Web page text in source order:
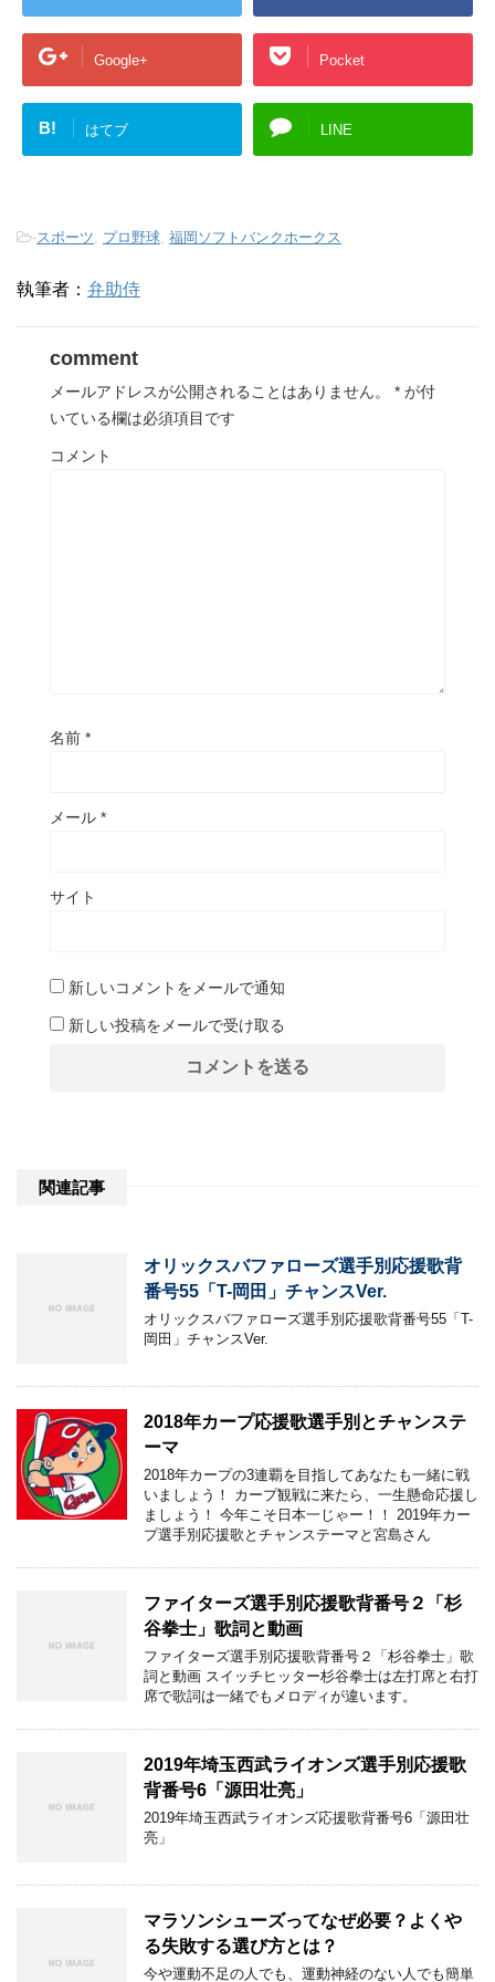
Google+ Pocket
B! はてブ LINE
-スポーツ, プロ野球, 福岡ソフトバンクホークス
執筆者： 弁助侍
comment
メールアドレスが公開されることはありません。 * が付
いている欄は必須項目です
コメント
名前 *
メール *
サイト
新しいコメントをメールで通知
新しい投稿をメールで受け取る
関連記事
オリックスバファローズ選手別応援歌背
番号55「T-岡田」チャンスVer.
オリックスバファローズ選手別応援歌背番号55「T-
岡田」チャンスVer.
2018年カープ応援歌選手別とチャンステ
ーマ
2018年カープの3連覇を目指してあなたも一緒に戦
いましょう！ カープ観戦に来たら、一生懸命応援し
ましょう！ 今年こそ日本一じゃー！！ 2019年カー
プ選手別応援歌とチャンステーマと宮島さん
ファイターズ選手別応援歌背番号２「杉
谷拳士」歌詞と動画
ファイターズ選手別応援歌背番号２「杉谷拳士」歌
詞と動画 スイッチヒッター杉谷拳士は左打席と右打
席で歌詞は一緒でもメロディが違います。
2019年埼玉西武ライオンズ選手別応援歌
背番号6「源田壮亮」
2019年埼玉西武ライオンズ応援歌背番号6「源田壮
亮」
マラソンシューズってなぜ必要？よくや
る失敗する選び方とは？
今や運動不足の人でも、運動神経のない人でも簡単